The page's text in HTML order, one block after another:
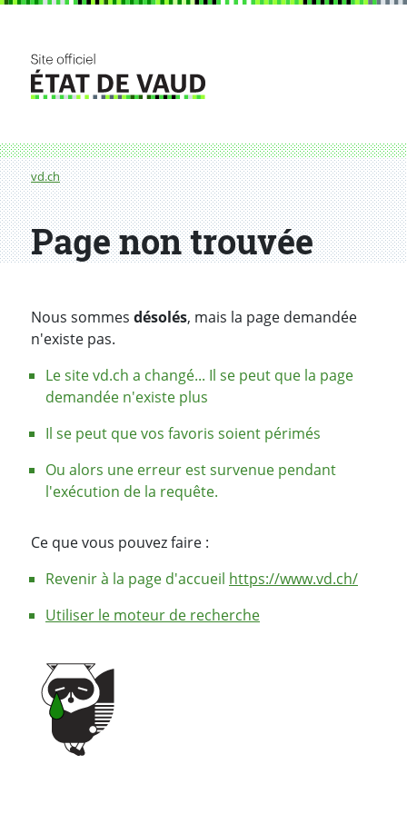
Fil d'Ariane
vd.ch
Page non trouvée
Nous sommes désolés, mais la page demandée
n'existe pas.
Le site vd.ch a changé... Il se peut que la page
demandée n'existe plus
Il se peut que vos favoris soient périmés
Ou alors une erreur est survenue pendant
l'exécution de la requête.
Ce que vous pouvez faire :
Revenir à la page d'accueil https://www.vd.ch/
Utiliser le moteur de recherche